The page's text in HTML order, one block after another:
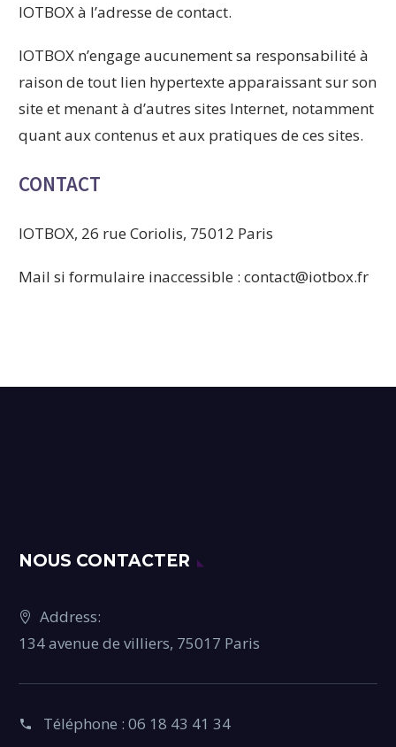
IOTBOX à l’adresse de contact.
IOTBOX n’engage aucunement sa responsabilité à
raison de tout lien hypertexte apparaissant sur son
site et menant à d’autres sites Internet, notamment
quant aux contenus et aux pratiques de ces sites.
CONTACT
IOTBOX, 26 rue Coriolis, 75012 Paris
Mail si formulaire inaccessible : contact@iotbox.fr
NOUS CONTACTER
Address:
134 avenue de villiers, 75017 Paris
Téléphone : 06 18 43 41 34